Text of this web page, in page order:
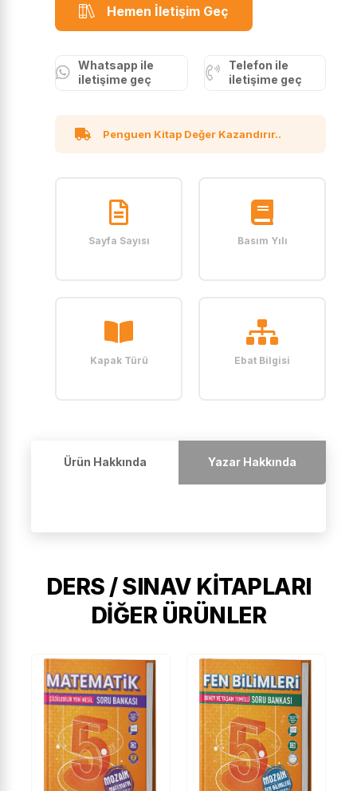
Hemen İletişim Geç
Whatsapp ile
iletişime geç
Telefon ile
iletişime geç
Penguen Kitap Değer Kazandırır..
Sayfa Sayısı Basım Yılı
Kapak Türü Ebat Bilgisi
Ürün Hakkında Yazar Hakkında
DERS / SINAV KITAPLARI
DIĞER ÜRÜNLER